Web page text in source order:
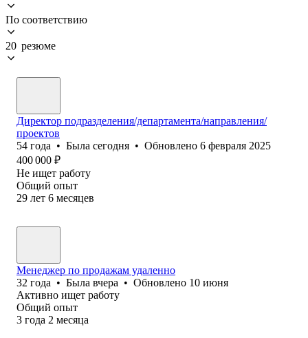
По соответствию
20 резюме
Директор подразделения/департамента/направления/
проектов
54 года • Была сегодня • Обновлено 6 февраля 2025
400 000 ₽
Не ищет работу
Общий опыт
29 лет 6 месяцев
Менеджер по продажам удаленно
32 года • Была вчера • Обновлено 10 июня
Активно ищет работу
Общий опыт
3 года 2 месяца